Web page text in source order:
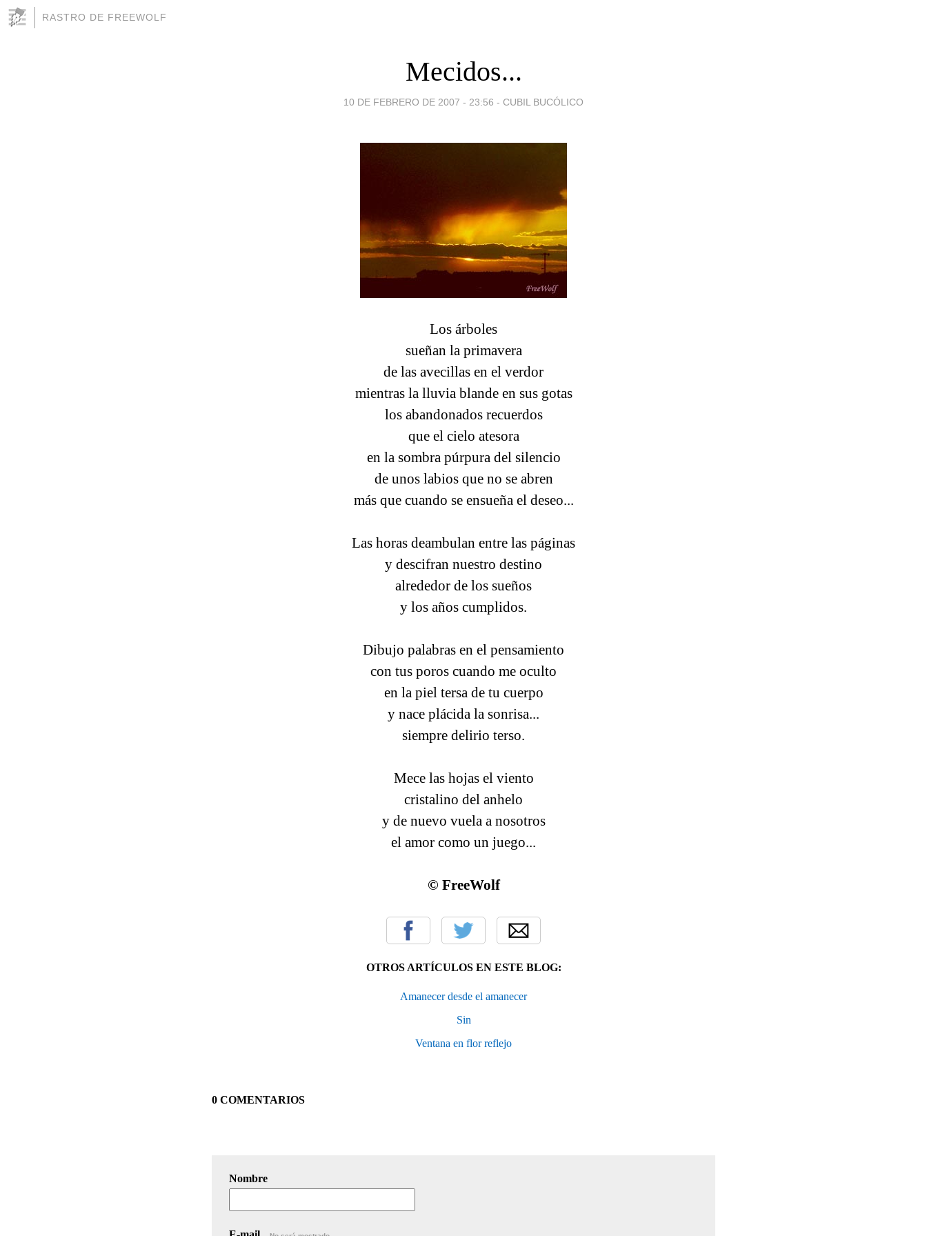
RASTRO DE FREEWOLF
Mecidos...
10 DE FEBRERO DE 2007 - 23:56 - CUBIL BUCÓLICO
Los árboles
sueñan la primavera
de las avecillas en el verdor
mientras la lluvia blande en sus gotas
los abandonados recuerdos
que el cielo atesora
en la sombra púrpura del silencio
de unos labios que no se abren
más que cuando se ensueña el deseo...
Las horas deambulan entre las páginas
y descifran nuestro destino
alrededor de los sueños
y los años cumplidos.
Dibujo palabras en el pensamiento
con tus poros cuando me oculto
en la piel tersa de tu cuerpo
y nace plácida la sonrisa...
siempre delirio terso.
Mece las hojas el viento
cristalino del anhelo
y de nuevo vuela a nosotros
el amor como un juego...
© FreeWolf
OTROS ARTÍCULOS EN ESTE BLOG:
Amanecer desde el amanecer
Sin
Ventana en flor reflejo
0 COMENTARIOS
Nombre